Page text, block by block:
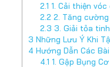
2.1 1. Cải thiện vóc
2.2 2. Tăng
2.3 3. Giải tỏa
3 Những Lưu Ý Khi
4 Hướng Dẫn Các
4.1 1. Gập Bụng